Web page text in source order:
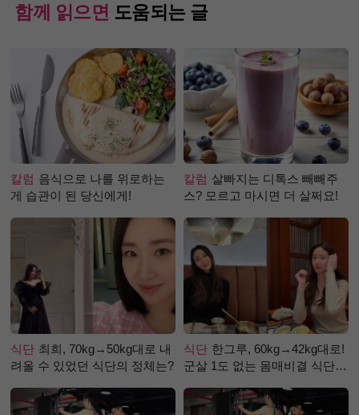
함께 읽으면 도움되는 글
칼럼 음식으로 나를 위로하는
게 습관이 된 당신에게!
칼럼 살빠지는 디톡스 빼빼주
스? 모르고 마시면 더 살쩌요!
식단 최희, 70kg→50kg대로 내
려올 수 있었던 식단의 정체는?
식단 한그루, 60kg→42kg대로!
군살 1도 없는 몸매비결 식단